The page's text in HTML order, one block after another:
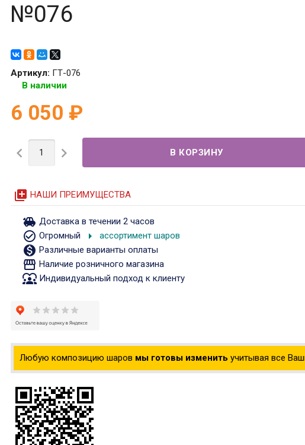
№076
Артикул: ГТ-076
В наличии
6 050 ₽
 
queue НАШИ ПРЕИМУЩЕСТВА
toys Доставка в течении 2 часов
check_circle_outline Огромный arrow_right ассортимент шаров
monetization_on Различные варианты оплаты
storefront Наличие розничного магазина
diversity_1Индивидуальный подход к клиенту
Любую композицию шаров мы готовы изменить учитывая все